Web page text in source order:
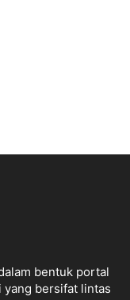
bentuk portal
yang bersifat lintas